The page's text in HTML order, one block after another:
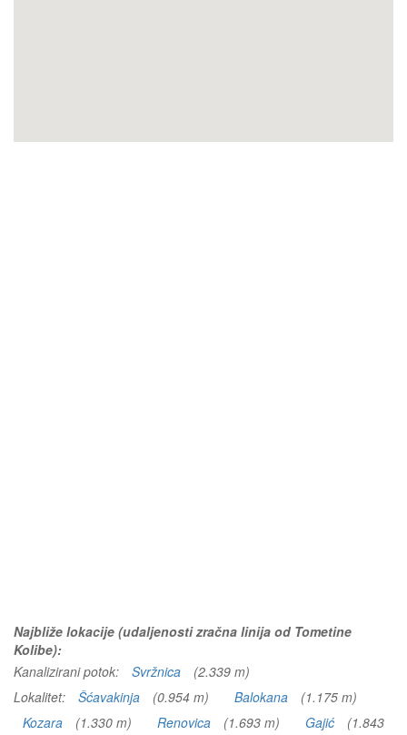
Najbliže lokacije (udaljenosti zračna linija od Tometine
Kolibe):
Kanalizirani potok:
Svržnica
(2.339 m)
Lokalitet:
Šćavakinja (0.954 m) Balokana
(1.175 m)
Kozara
(1.330 m) Renovica (1.693 m) Gajić
(1.843